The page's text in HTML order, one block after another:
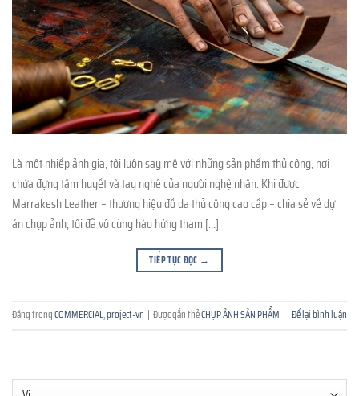
Là một nhiếp ảnh gia, tôi luôn say mê với những sản phẩm thủ công, nơi
chứa đựng tâm huyết và tay nghề của người nghệ nhân. Khi được
Marrakesh Leather – thương hiệu đồ da thủ công cao cấp – chia sẻ về dự
án chụp ảnh, tôi đã vô cùng hào hứng tham […]
TIẾP TỤC ĐỌC →
Đăng trongCOMMERCIAL,project-vn | Được gắn thẻCHỤP ẢNH SẢN PHẨM Để lại bình luận